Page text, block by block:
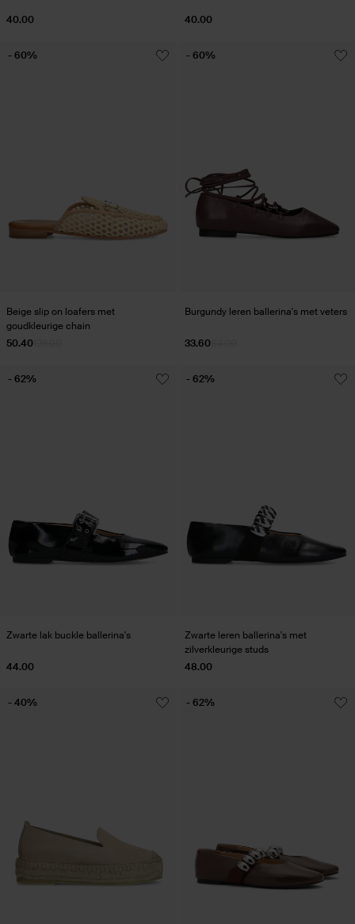
40.00 40.00
Beige slip on loafers met
goudkleurige chain
50.40
- 60%
Burgundy leren ballerina's met veters
33.60
- 60%
Zwarte lak buckle ballerina's
44.00
- 62%
Zwarte leren ballerina's met
zilverkleurige studs
48.00
- 62%
- 40% - 62%